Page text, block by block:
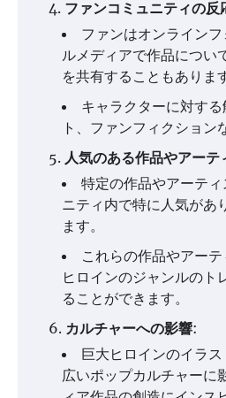
ファンコミュニティの反
ファンはオンライン
ルメディアで作品につい
を共有することもありま
キャラクターに対す
ト、ファンフィクション
人気のある作品やアーテ
特定の作品やアーティ
ニティ内で特に人気があ
ます。
これらの作品やアー
ヒロインのジャンルのト
ることができます。
カルチャーへの影響:
巨大ヒロインのイラ
広いポップカルチャーに